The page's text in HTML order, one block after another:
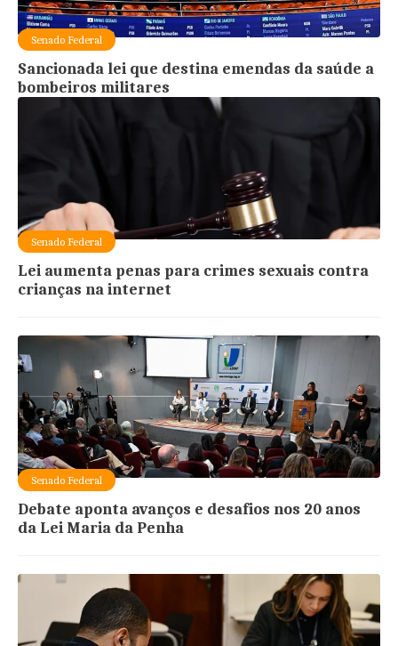
Senado Federal
Sancionada lei que destina emendas da saúde a
bombeiros militares
Senado Federal
Lei aumenta penas para crimes sexuais contra
crianças na internet
Senado Federal
Debate aponta avanços e desafios nos 20 anos
da Lei Maria da Penha